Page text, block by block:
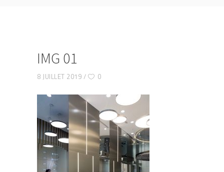
IMG 01
8 JUILLET 2019 0